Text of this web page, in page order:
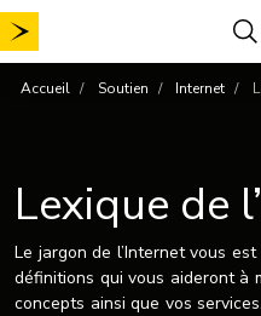
Aller
au
Accueil Soutien Internet
Lexique de
Le jargon de l’Internet vous
définitions qui vous aideront à
concepts ainsi que vos services.